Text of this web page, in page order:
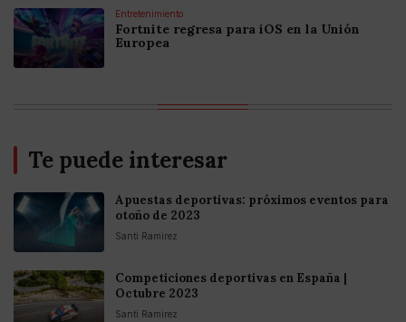
Entretenimiento
Fortnite regresa para iOS en la Unión
Europea
Te puede interesar
Apuestas deportivas: próximos eventos para
otoño de 2023
Santi Ramirez
Competiciones deportivas en España |
Octubre 2023
Santi Ramirez